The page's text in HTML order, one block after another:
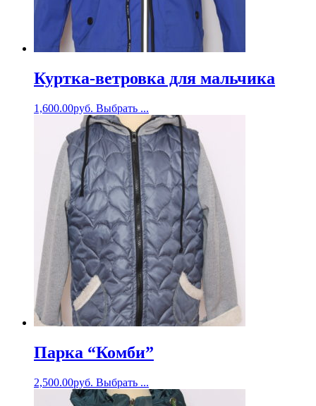
Куртка-ветровка для мальчика
1,600.00руб. Выбрать ...
Парка “Комби”
2,500.00руб. Выбрать ...